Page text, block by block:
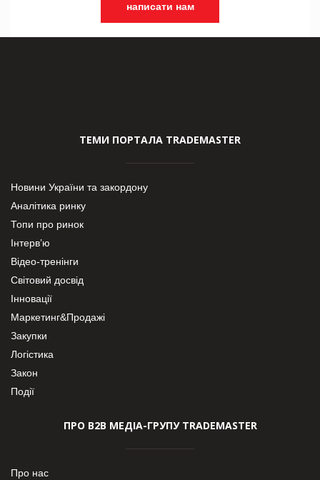
написати нам
ТЕМИ ПОРТАЛА TRADEMASTER
Новини України та закордону
Аналітика ринку
Топи про ринок
Інтерв’ю
Відео-тренінги
Світовий досвід
Інновації
Маркетинг&Продажі
Закупки
Логістика
Закон
Події
ПРО В2В МЕДІА-ГРУПУ TRADEMASTER
Про нас